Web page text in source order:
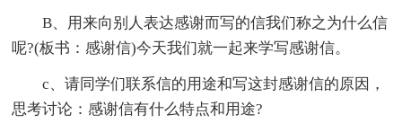
B、用来向别人表达感谢而写的信我们称之为什么信
呢?(板书：感谢信)今天我们就一起来学写感谢信。
c、请同学们联系信的用途和写这封感谢信的原因，
思考讨论：感谢信有什么特点和用途?